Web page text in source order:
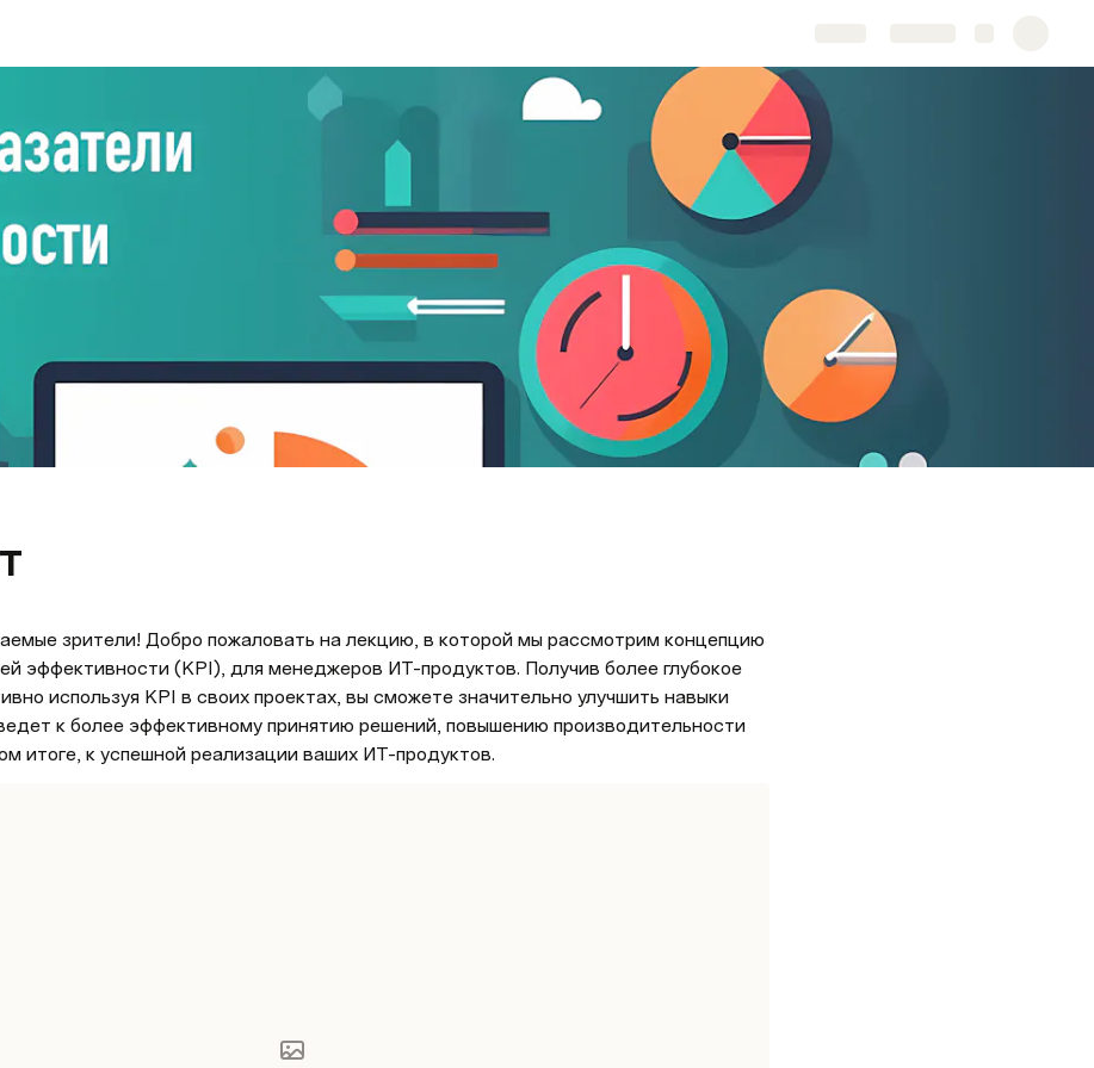
зрители! Добро пожаловать на лекцию, в которой мы рассмотрим концепцию
эффективности (KPI), для менеджеров ИТ-продуктов. Получив более глубокое
используя KPI в своих проектах, вы сможете значительно улучшить навыки
к более эффективному принятию решений, повышению производительности
итоге, к успешной реализации ваших ИТ-продуктов.